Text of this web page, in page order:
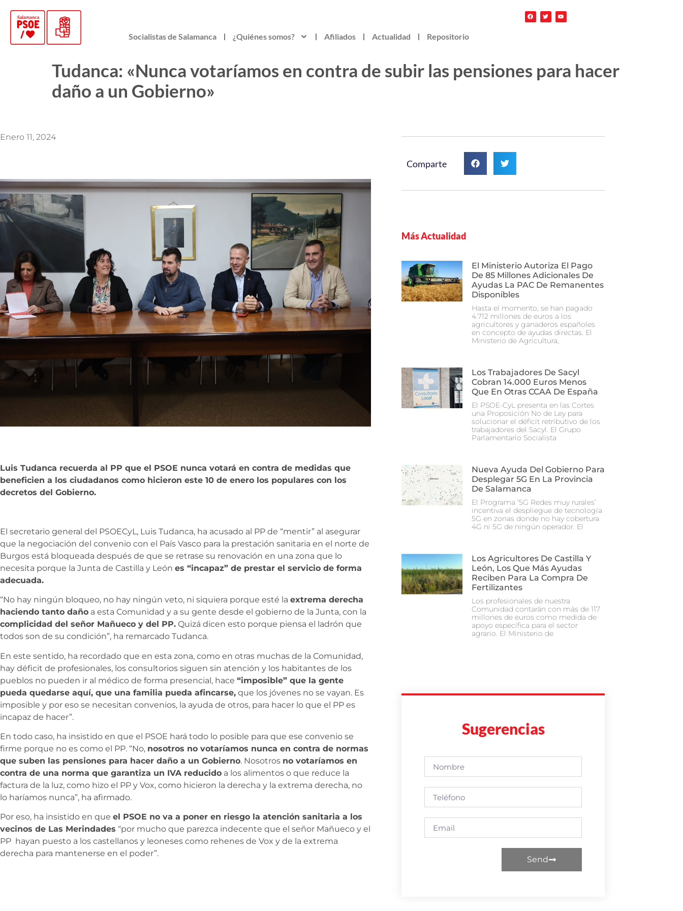
Socialistas de Salamanca ¿Quiénes somos? Afiliados Actualidad Repositorio
Tudanca: «Nunca votaríamos en contra de subir las pensiones para hacer
daño a un Gobierno»
Enero 11, 2024
Luis Tudanca recuerda al PP que el PSOE nunca votará en contra de medidas que
beneficien a los ciudadanos como hicieron este 10 de enero los populares con los
decretos del Gobierno.
El secretario general del PSOECyL, Luis Tudanca, ha acusado al PP de “mentir” al asegurar
que la negociación del convenio con el País Vasco para la prestación sanitaria en el norte de
Burgos está bloqueada después de que se retrase su renovación en una zona que lo
necesita porque la Junta de Castilla y León es “incapaz” de prestar el servicio de forma
adecuada.
“No hay ningún bloqueo, no hay ningún veto, ni siquiera porque esté la extrema derecha
haciendo tanto daño a esta Comunidad y a su gente desde el gobierno de la Junta, con la
complicidad del señor Mañueco y del PP. Quizá dicen esto porque piensa el ladrón que
todos son de su condición”, ha remarcado Tudanca.
En este sentido, ha recordado que en esta zona, como en otras muchas de la Comunidad,
hay déficit de profesionales, los consultorios siguen sin atención y los habitantes de los
pueblos no pueden ir al médico de forma presencial, hace “imposible” que la gente
pueda quedarse aquí, que una familia pueda afincarse, que los jóvenes no se vayan. Es
imposible y por eso se necesitan convenios, la ayuda de otros, para hacer lo que el PP es
incapaz de hacer”.
En todo caso, ha insistido en que el PSOE hará todo lo posible para que ese convenio se
firme porque no es como el PP. “No, nosotros no votaríamos nunca en contra de normas
que suben las pensiones para hacer daño a un Gobierno. Nosotros no votaríamos en
contra de una norma que garantiza un IVA reducido a los alimentos o que reduce la
factura de la luz, como hizo el PP y Vox, como hicieron la derecha y la extrema derecha, no
lo haríamos nunca”, ha afirmado.
Por eso, ha insistido en que el PSOE no va a poner en riesgo la atención sanitaria a los
vecinos de Las Merindades “por mucho que parezca indecente que el señor Mañueco y el
PP hayan puesto a los castellanos y leoneses como rehenes de Vox y de la extrema
derecha para mantenerse en el poder”.
Comparte
Más Actualidad
El Ministerio Autoriza El Pago
De 85 Millones Adicionales De
Ayudas La PAC De Remanentes
Disponibles
Hasta el momento, se han pagado
4.712 millones de euros a los
agricultores y ganaderos españoles
en concepto de ayudas directas. El
Ministerio de Agricultura,
Los Trabajadores De Sacyl
Cobran 14.000 Euros Menos
Que En Otras CCAA De España
El PSOE-CyL presenta en las Cortes
una Proposición No de Ley para
solucionar el déficit retributivo de los
trabajadores del Sacyl. El Grupo
Parlamentario Socialista
Nueva Ayuda Del Gobierno Para
Desplegar 5G En La Provincia
De Salamanca
El Programa ‘5G Redes muy rurales’
incentiva el despliegue de tecnología
5G en zonas donde no hay cobertura
4G ni 5G de ningún operador. El
Los Agricultores De Castilla Y
León, Los Que Más Ayudas
Reciben Para La Compra De
Fertilizantes
Los profesionales de nuestra
Comunidad contarán con más de 117
millones de euros como medida de
apoyo específica para el sector
agrario. El Ministerio de
Sugerencias
Send